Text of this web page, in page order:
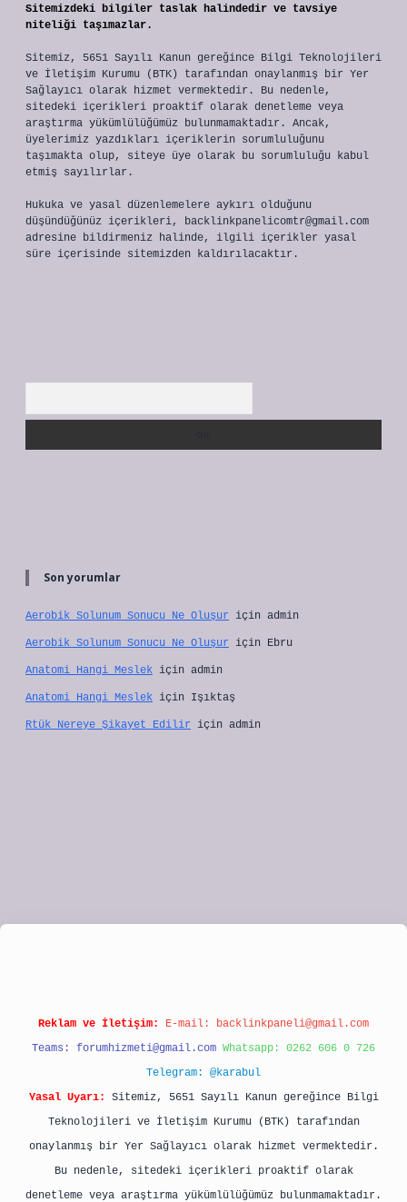
Sitemizdeki bilgiler taslak halindedir ve tavsiye
niteliği taşımazlar.
Sitemiz, 5651 Sayılı Kanun gereğince Bilgi Teknolojileri
ve İletişim Kurumu (BTK) tarafından onaylanmış bir Yer
Sağlayıcı olarak hizmet vermektedir. Bu nedenle,
sitedeki içerikleri proaktif olarak denetleme veya
araştırma yükümlülüğümüz bulunmamaktadır. Ancak,
üyelerimiz yazdıkları içeriklerin sorumluluğunu
taşımakta olup, siteye üye olarak bu sorumluluğu kabul
etmiş sayılırlar.
Hukuka ve yasal düzenlemelere aykırı olduğunu
düşündüğünüz içerikleri, backlinkpanelicomtr@gmail.com
adresine bildirmeniz halinde, ilgili içerikler yasal
süre içerisinde sitemizden kaldırılacaktır.
Son yorumlar
Aerobik Solunum Sonucu Ne Oluşur için admin
Aerobik Solunum Sonucu Ne Oluşur için Ebru
Anatomi Hangi Meslek için admin
Anatomi Hangi Meslek için Işıktaş
Rtük Nereye Şikayet Edilir için admin
Reklam ve İletişim: E-mail: backlinkpaneli@gmail.com
Teams: forumhizmeti@gmail.com Whatsapp: 0262 606 0 726
Telegram: @karabul
Yasal Uyarı:
Sitemiz, 5651 Sayılı Kanun gereğince Bilgi
Teknolojileri ve İletişim Kurumu (BTK) tarafından
onaylanmış bir Yer Sağlayıcı olarak hizmet vermektedir.
Bu nedenle, sitedeki içerikleri proaktif olarak
denetleme veya araştırma yükümlülüğümüz bulunmamaktadır.